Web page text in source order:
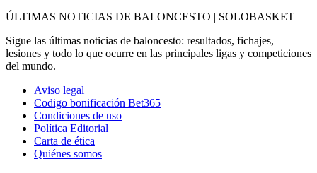
ÚLTIMAS NOTICIAS DE BALONCESTO | SOLOBASKET
Sigue las últimas noticias de baloncesto: resultados, fichajes,
lesiones y todo lo que ocurre en las principales ligas y competiciones
del mundo.
Aviso legal
Codigo bonificación Bet365
Condiciones de uso
Política Editorial
Carta de ética
Quiénes somos